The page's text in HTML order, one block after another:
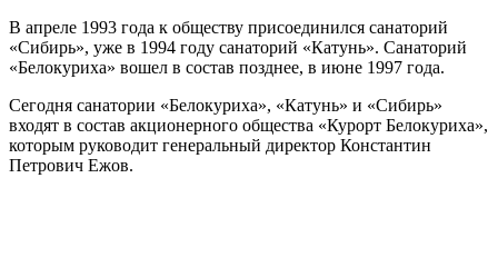
В апреле 1993 года к обществу присоединился санаторий
«Сибирь», уже в 1994 году санаторий «Катунь». Санаторий
«Белокуриха» вошел в состав позднее, в июне 1997 года.
Сегодня санатории «Белокуриха», «Катунь» и «Сибирь»
входят в состав акционерного общества «Курорт Белокуриха»,
которым руководит генеральный директор Константин
Петрович Ежов.